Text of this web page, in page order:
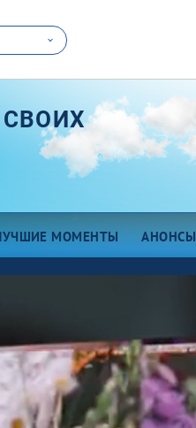
МОМЕНТЫ АНОНСЫ